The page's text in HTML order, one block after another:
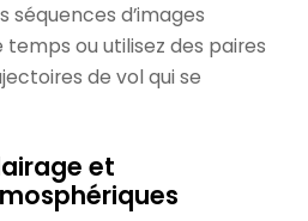
séquences d’images
ou utilisez des paires
de vol qui se
et